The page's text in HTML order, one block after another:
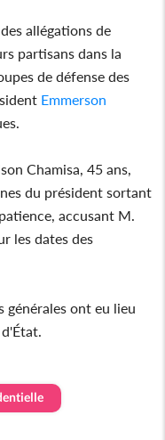
allégations de
partisans dans la
de défense des
Emmerson
Chamisa, 45 ans,
du président sortant
accusant M.
les dates des
générales ont eu lieu